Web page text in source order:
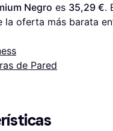
Negro es 35,29 €.
la oferta más barata
de Pared